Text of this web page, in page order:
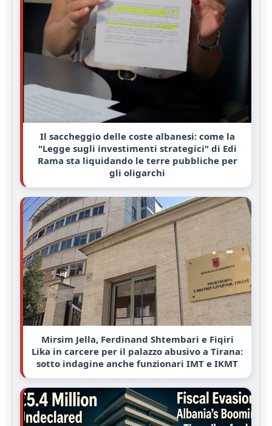
Il saccheggio delle coste albanesi: come la
"Legge sugli investimenti strategici" di Edi
Rama sta liquidando le terre pubbliche per
gli oligarchi
Mirsim Jella, Ferdinand Shtembari e Fiqiri
Lika in carcere per il palazzo abusivo a Tirana:
sotto indagine anche funzionari IMT e IKMT